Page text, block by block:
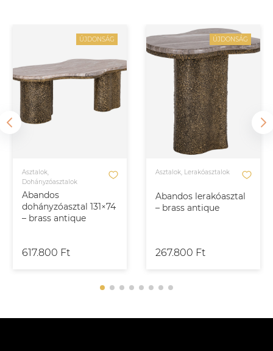
ÚJDONSÁG
Abandos
dohányzóasztal 131×74
– brass antique
Asztalok,
Dohányzóasztalok
617.800 Ft
ÚJDONSÁG
Abandos lerakóasztal
– brass antique
Asztalok, Lerakóasztalok
267.800 Ft